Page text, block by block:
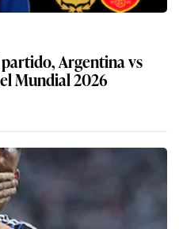
Argentina vs
Mundial 2026